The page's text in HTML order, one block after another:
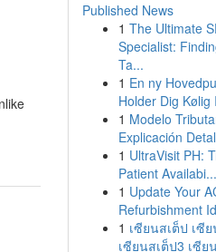
Published News
1 The Ultimate
Specialist:
Ta...
1 En ny
Holder Dig Kølig
1 Modelo
Explicación
1 UltraVisit PH:
Patient Availabi...
1 Update Your
Refurbishment
1 เซียนสเต็ป เซี
เซียนสเต็ป3 เซีย